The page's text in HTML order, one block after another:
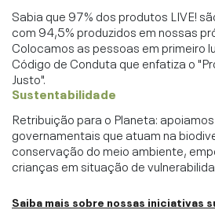
Sabia que 97% dos produtos LIVE!
com 94,5% produzidos em nossas
Colocamos as pessoas em primeiro
Código de Conduta que enfatiza o
Justo".
Sustentabilidade
Retribuição para o Planeta:
governamentais que atuam na
conservação do meio ambiente,
crianças em situação de
Saiba mais sobre nossas iniciativas